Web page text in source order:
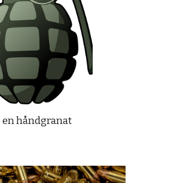
en håndgranat